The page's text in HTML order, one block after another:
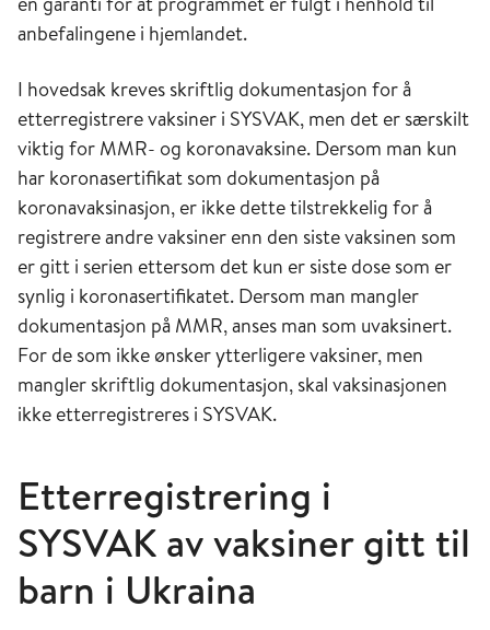
anbefalingene i hjemlandet.
I hovedsak kreves skriftlig dokumentasjon for å
etterregistrere vaksiner i SYSVAK, men det er særskilt
viktig for MMR- og koronavaksine. Dersom man kun
har koronasertifikat som dokumentasjon på
koronavaksinasjon, er ikke dette tilstrekkelig for å
registrere andre vaksiner enn den siste vaksinen som
er gitt i serien ettersom det kun er siste dose som er
synlig i koronasertifikatet. Dersom man mangler
dokumentasjon på MMR, anses man som uvaksinert.
For de som ikke ønsker ytterligere vaksiner, men
mangler skriftlig dokumentasjon, skal vaksinasjonen
ikke etterregistreres i SYSVAK.
Etterregistrering i
SYSVAK av vaksiner gitt til
barn i Ukraina